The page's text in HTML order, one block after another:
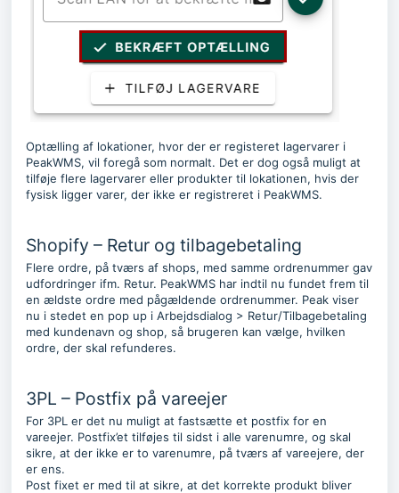
Optælling af lokationer, hvor der er registeret lagervarer i
PeakWMS, vil foregå som normalt. Det er dog også muligt at
tilføje flere lagervarer eller produkter til lokationen, hvis der
fysisk ligger varer, der ikke er registreret i PeakWMS.
Shopify – Retur og tilbagebetaling
Flere ordre, på tværs af shops, med samme ordrenummer gav
udfordringer ifm. Retur. PeakWMS har indtil nu fundet frem til
en ældste ordre med pågældende ordrenummer. Peak viser
nu i stedet en pop up i Arbejdsdialog > Retur/Tilbagebetaling
med kundenavn og shop, så brugeren kan vælge, hvilken
ordre, der skal refunderes.
3PL – Postfix på vareejer
For 3PL er det nu muligt at fastsætte et postfix for en
vareejer. Postfix’et tilføjes til sidst i alle varenumre, og skal
sikre, at der ikke er to varenumre, på tværs af vareejere, der
er ens.
Post fixet er med til at sikre, at det korrekte produkt bliver